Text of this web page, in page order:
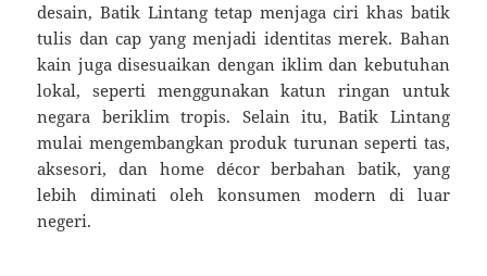
desain, Batik Lintang tetap menjaga ciri khas batik
tulis dan cap yang menjadi identitas merek. Bahan
kain juga disesuaikan dengan iklim dan kebutuhan
lokal, seperti menggunakan katun ringan untuk
negara beriklim tropis. Selain itu, Batik Lintang
mulai mengembangkan produk turunan seperti tas,
aksesori, dan home décor berbahan batik, yang
lebih diminati oleh konsumen modern di luar
negeri.